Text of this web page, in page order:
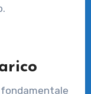
fondamentale